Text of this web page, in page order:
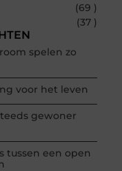
(69 )
(37 )
spelen zo
voor het leven
gewoner
tussen een open